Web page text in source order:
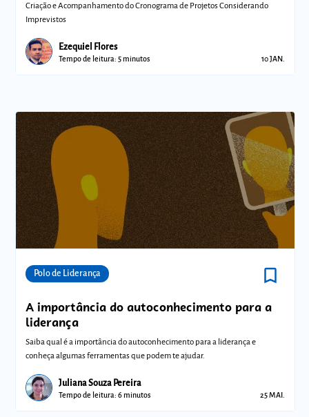
Criação e Acompanhamento do Cronograma de Projetos Considerando
Imprevistos
Ezequiel Flores
Tempo de leitura: 5 minutos 10 JAN.
Polo de Liderança bookmark_border
A importância do autoconhecimento para a
liderança
Saiba qual é a importância do autoconhecimento para a liderança e
conheça algumas ferramentas que podem te ajudar.
Juliana Souza Pereira
Tempo de leitura: 6 minutos 25 MAI.